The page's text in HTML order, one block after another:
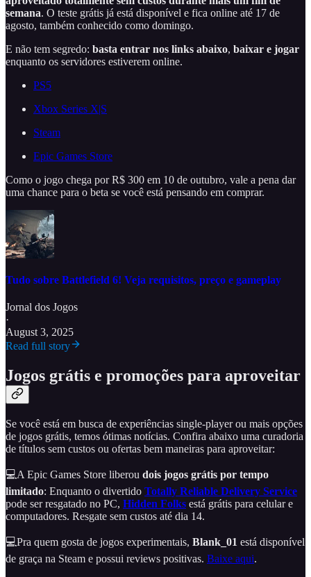
semana. O teste grátis já está disponível e fica online até 17 de
agosto, também conhecido como domingo.
E não tem segredo: basta entrar nos links abaixo, baixar e jogar
enquanto os servidores estiverem online.
PS5
Xbox Series X|S
Steam
Epic Games Store
Como o jogo chega por R$ 300 em 10 de outubro, vale a pena dar
uma chance para o beta se você está pensando em comprar.
Tudo sobre Battlefield 6! Veja requisitos, preço e gameplay
Jornal dos Jogos
·
August 3, 2025
Read full story
Jogos grátis e promoções para aproveitar
Se você está em busca de experiências single-player ou mais opções
de jogos grátis, temos ótimas notícias. Confira abaixo uma curadoria
de títulos sem custos ou ofertas bem maneiras para aproveitar:
💻A Epic Games Store liberou dois jogos grátis por tempo
limitado: Enquanto o divertido Totally Reliable Delivery Service
pode ser resgatado no PC, Hidden Folks está grátis para celular e
computadores. Resgate sem custos até dia 14.
💻Pra quem gosta de jogos experimentais, Blank_01 está disponível
de graça na Steam e possui reviews positivas. Baixe aqui.